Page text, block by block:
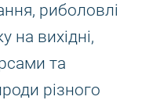
риболовлі
на вихідні,
та
різного